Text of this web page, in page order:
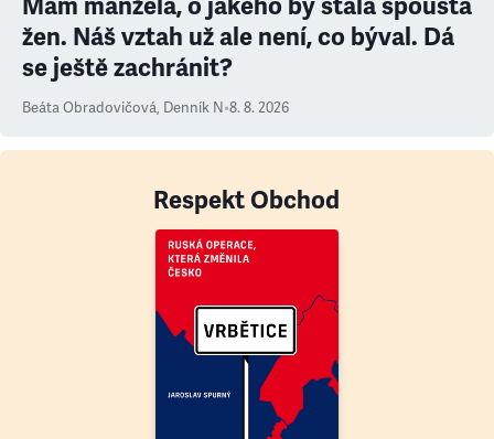
Mám manžela, o jakého by stála spousta
žen. Náš vztah už ale není, co býval. Dá
se ještě zachránit?
Beáta Obradovičová, Denník N•8. 8. 2026
Respekt Obchod